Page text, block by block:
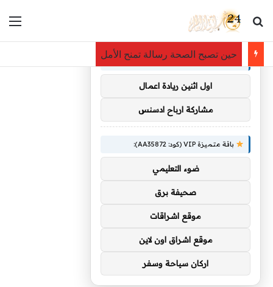
بحث عن
المشهد الرياضي – الاتحاد السعودي يتعاقد مع السنغالي
توصيات :
باقة متميزة VIP (كود: AA38045):
اول اثنين ريادة اعمال
مشاركة ارباح ادسنس
باقة متميزة VIP (كود: AA35872):
ضوء التعليمي
صحيفة برق
موقع اشراقات
موقع اشراق اون لاين
اركان سياحة وسفر